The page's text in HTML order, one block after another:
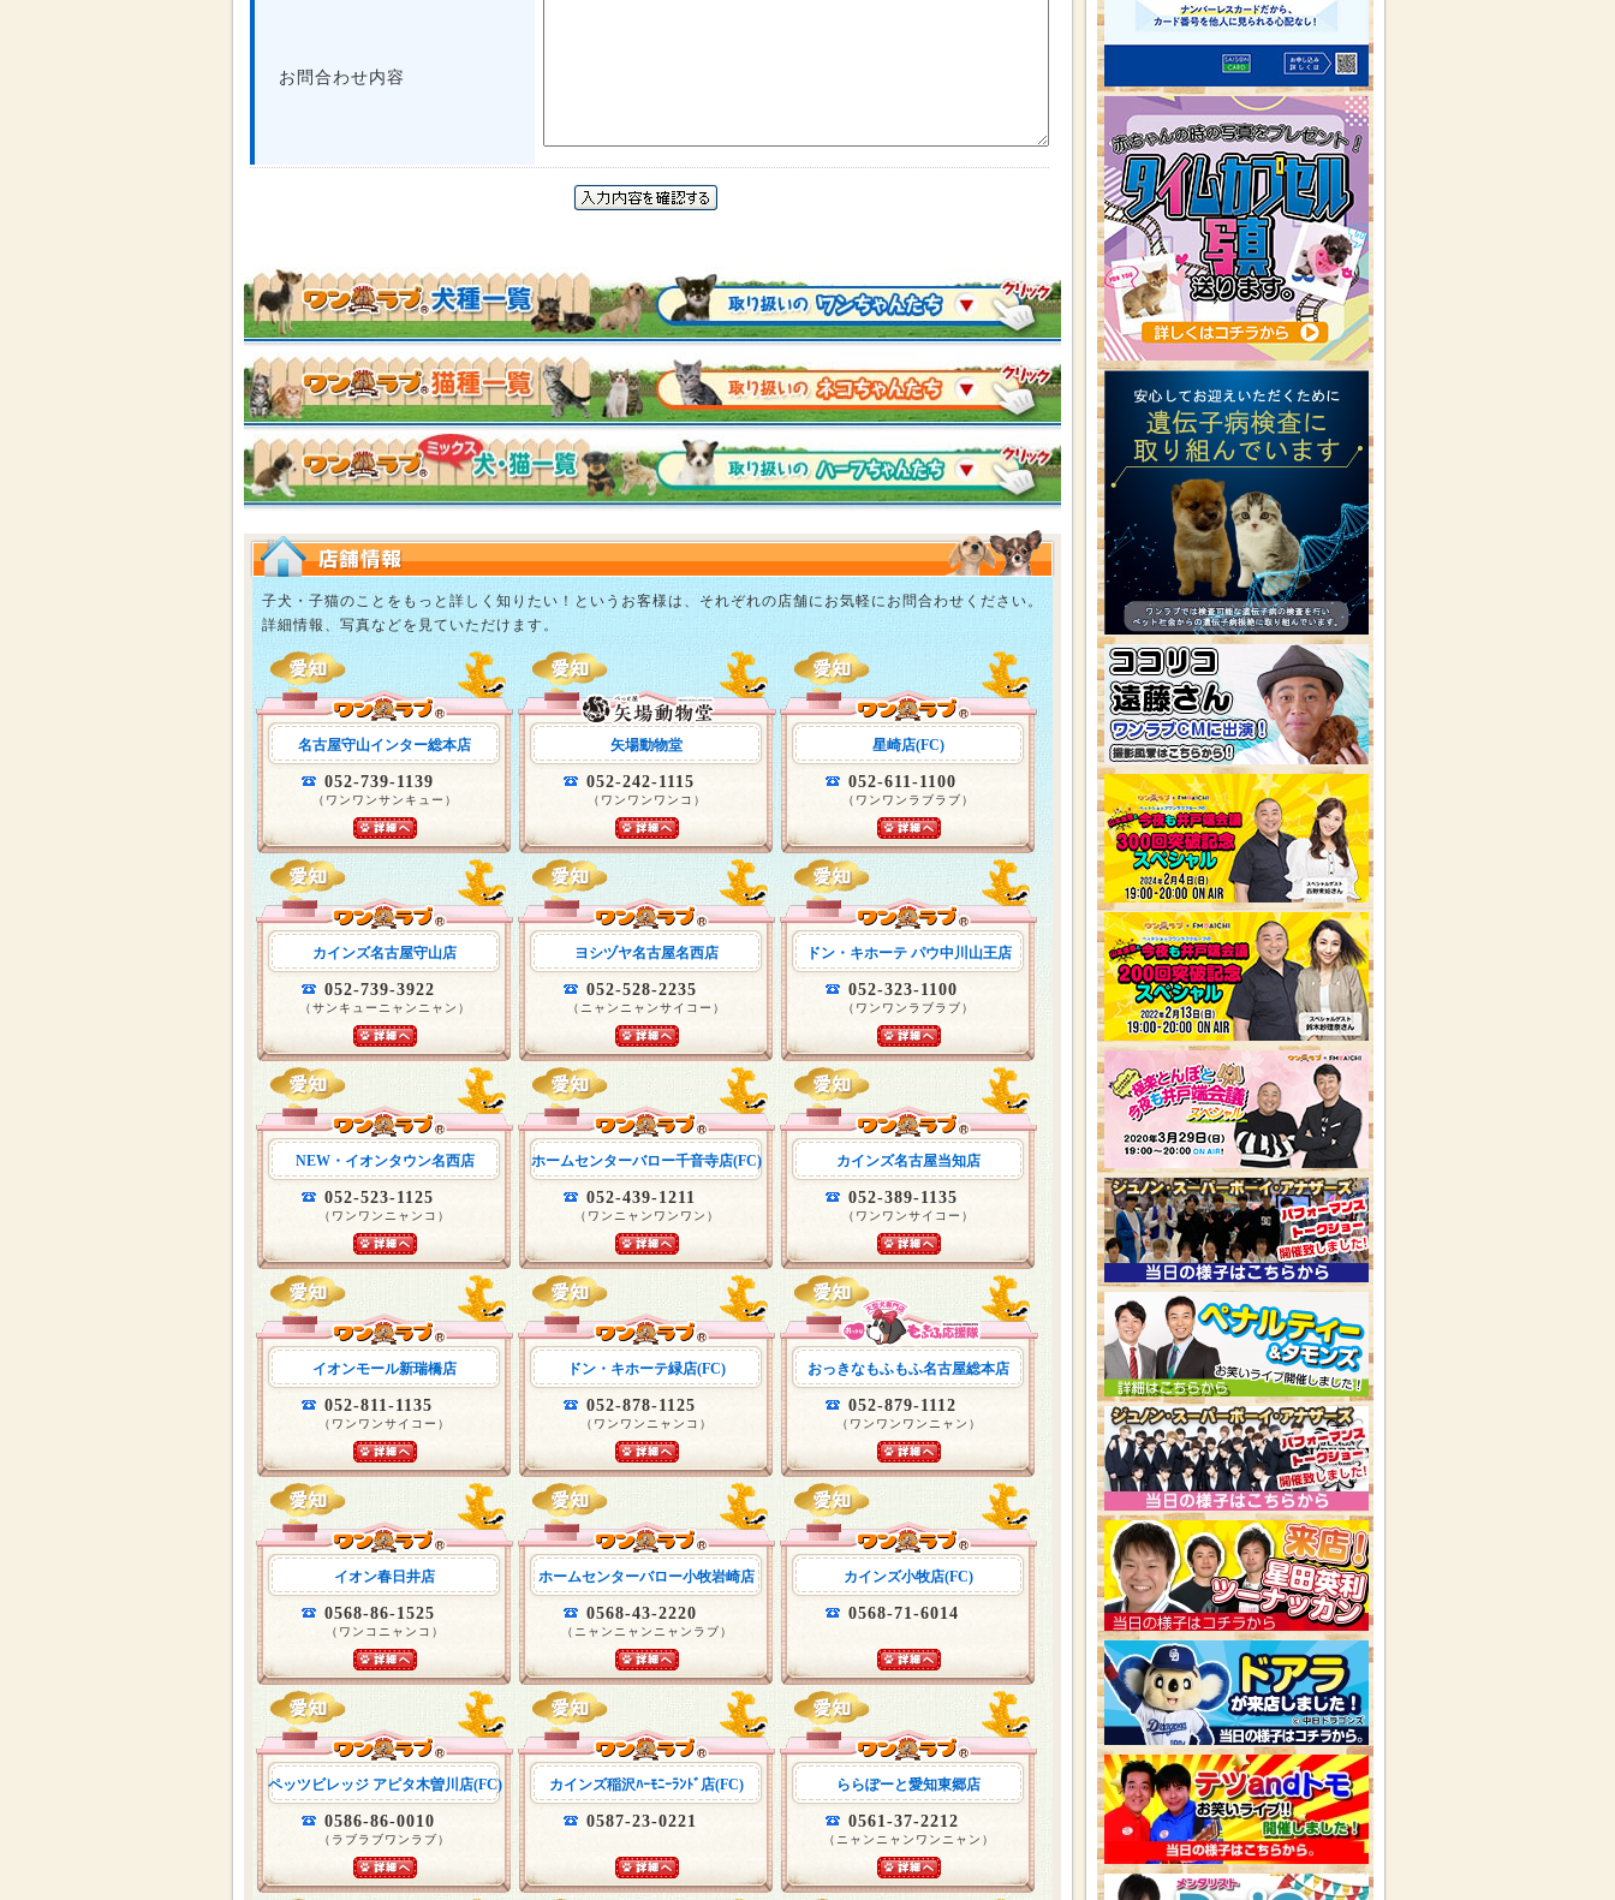
お問合わせ内容
子犬・子猫のことをもっと詳しく知りたい！というお客様は、それぞれの店舗にお気軽にお問合わせください。
詳細情報、写真などを見ていただけます。
名古屋守山インター総本店
052-739-1139
（ワンワンサンキュー）
矢場動物堂
052-242-1115
（ワンワンワンコ）
星崎店(FC)
052-611-1100
（ワンワンラブラブ）
カインズ名古屋守山店
052-739-3922
（サンキューニャンニャン）
ヨシヅヤ名古屋名西店
052-528-2235
（ニャンニャンサイコー）
ドン・キホーテ パウ中川山王店
052-323-1100
（ワンワンラブラブ）
NEW・イオンタウン名西店
052-523-1125
（ワンワンニャンコ）
ホームセンターバロー千音寺店(FC)
052-439-1211
（ワンニャンワンワン）
カインズ名古屋当知店
052-389-1135
（ワンワンサイコー）
イオンモール新瑞橋店
052-811-1135
（ワンワンサイコー）
ドン・キホーテ緑店(FC)
052-878-1125
（ワンワンニャンコ）
おっきなもふもふ名古屋総本店
052-879-1112
（ワンワンワンニャン）
イオン春日井店
0568-86-1525
（ワンコニャンコ）
ホームセンターバロー小牧岩崎店
0568-43-2220
（ニャンニャンニャンラブ）
カインズ小牧店(FC)
0568-71-6014
ペッツビレッジ アピタ木曽川店(FC)
0586-86-0010
（ラブラブワンラブ）
カインズ稲沢ﾊｰﾓﾆｰﾗﾝﾄﾞ店(FC)
0587-23-0221
ららぽーと愛知東郷店
0561-37-2212
（ニャンニャンワンニャン）